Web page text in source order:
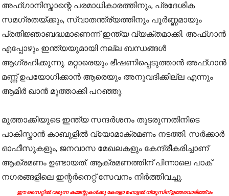
അഫ്ഗാനിസ്താന്റെ പരമാധികാരത്തിനും, പ്രദേശിക
സമഗ്രതയ്ക്കും, സ്വാതന്ത്ര്യത്തിനും പൂര്‍ണ്ണമായും
പ്രതിജ്ഞാബദ്ധമാണെന്ന് ഇന്ത്യ വ്യക്തമാക്കി. അഫ്ഗാന്‍
എപ്പോഴും ഇന്ത്യയുമായി നല്ല ബന്ധങ്ങള്‍
ആഗ്രഹിക്കുന്നു. മറ്റാരെയും ഭീഷണിപ്പെടുത്താന്‍ അഫ്ഗാന്‍
മണ്ണ് ഉപയോഗിക്കാന്‍ ആരെയും അനുവദിക്കില്ല എന്നും
ആമിര്‍ ഖാന്‍ മുത്താക്കി പറഞ്ഞു.
മുത്താക്കിയുടെ ഇന്ത്യ സന്ദര്‍ശനം തുടരുന്നതിനിടെ
പാകിസ്താന്‍ കാബൂളില്‍ വ്യോമാക്രമണം നടത്തി. സര്‍ക്കാര്‍
ഓഫീസുകളും, ജനവാസ മേഖലകളും കേന്ദ്രീകരിച്ചാണ്
ആക്രമണം ഉണ്ടായത്. ആക്രമണത്തിന് പിന്നാലെ പാക്
നഗരങ്ങളിലെ ഇന്റര്‍നെറ്റ് സേവനം നിര്‍ത്തിവച്ചു.
ഈ സൈറ്റിൽ വരുന്ന കമ്മന്റുകൾക്കു കേരളാ ഹോട്ടൽ ന്യൂസിന് ഉത്തരവാദിത്ത്വം